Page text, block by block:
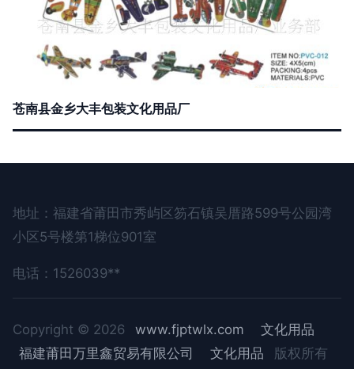
苍南县金乡大丰包装文化用品厂
地址：福建省莆田市秀屿区笏石镇吴厝路599号公园湾
小区5号楼第1梯位901室
电话：1526039**
Copyright © 2026 www.fjptwlx.com
文化用品
福建莆田万里鑫贸易有限公司
文化用品 版权所有